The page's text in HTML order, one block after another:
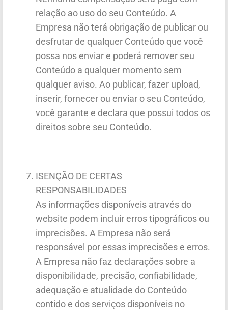
relação ao uso do seu Conteúdo. A
Empresa não terá obrigação de publicar ou
desfrutar de qualquer Conteúdo que você
possa nos enviar e poderá remover seu
Conteúdo a qualquer momento sem
qualquer aviso. Ao publicar, fazer upload,
inserir, fornecer ou enviar o seu Conteúdo,
você garante e declara que possui todos os
direitos sobre seu Conteúdo.
ISENÇÃO DE CERTAS
RESPONSABILIDADES
As informações disponíveis através do
website podem incluir erros tipográficos ou
imprecisões. A Empresa não será
responsável por essas imprecisões e erros.
A Empresa não faz declarações sobre a
disponibilidade, precisão, confiabilidade,
adequação e atualidade do Conteúdo
contido e dos serviços disponíveis no